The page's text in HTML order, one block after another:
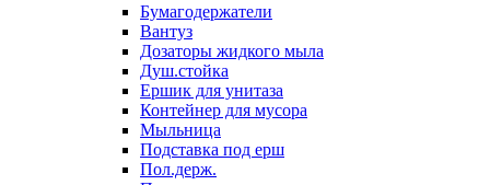
Бумагодержатели
Вантуз
Дозаторы жидкого мыла
Душ.стойка
Ершик для унитаза
Контейнер для мусора
Мыльница
Подставка под ерш
Пол.держ.